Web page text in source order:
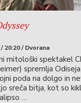
20:20 / Dvorana
mitološki spektakel
spremlja
poda na dolgo in
sreča bitja, kot so
…